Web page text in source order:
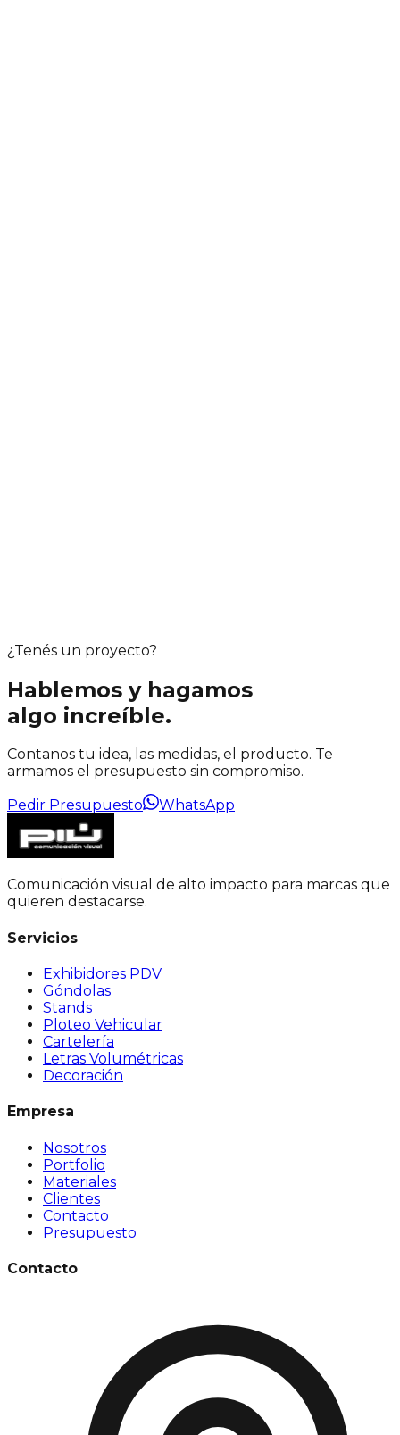
¿Tenés un proyecto?
Hablemos y hagamos
algo increíble.
Contanos tu idea, las medidas, el producto. Te
armamos el presupuesto sin compromiso.
Pedir Presupuesto
WhatsApp
Comunicación visual de alto impacto para marcas que
quieren destacarse.
Servicios
Exhibidores PDV
Góndolas
Stands
Ploteo Vehicular
Cartelería
Letras Volumétricas
Decoración
Empresa
Nosotros
Portfolio
Materiales
Clientes
Contacto
Presupuesto
Contacto